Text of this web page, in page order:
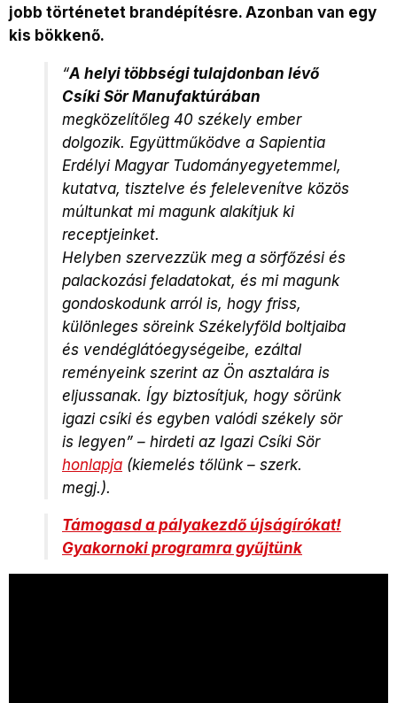
jobb történetet brandépítésre. Azonban van egy
kis bökkenő.
“A helyi többségi tulajdonban lévő
Csíki Sör Manufaktúrában
megközelítőleg 40 székely ember
dolgozik. Együttműködve a Sapientia
Erdélyi Magyar Tudományegyetemmel,
kutatva, tisztelve és felelevenítve közös
múltunkat mi magunk alakítjuk ki
receptjeinket.
Helyben szervezzük meg a sörfőzési és
palackozási feladatokat, és mi magunk
gondoskodunk arról is, hogy friss,
különleges söreink Székelyföld boltjaiba
és vendéglátóegységeibe, ezáltal
reményeink szerint az Ön asztalára is
eljussanak. Így biztosítjuk, hogy sörünk
igazi csíki és egyben valódi székely sör
is legyen” – hirdeti az Igazi Csíki Sör
honlapja (kiemelés tőlünk – szerk.
megj.).
Támogasd a pályakezdő újságírókat!
Gyakornoki programra gyűjtünk